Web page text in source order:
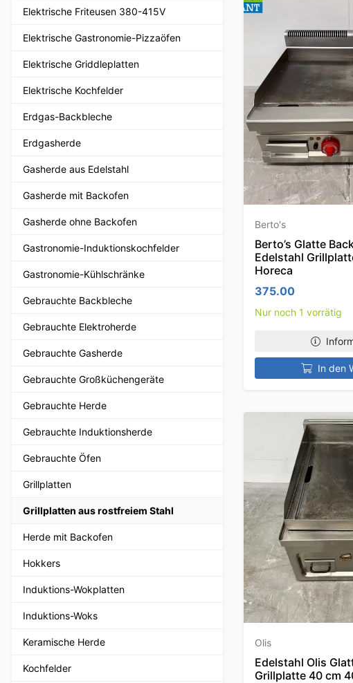
Elektrische Friteusen 380-415V
Elektrische Gastronomie-Pizzaöfen
Elektrische Griddleplatten
Elektrische Kochfelder
Erdgas-Backbleche
Erdgasherde
Gasherde aus Edelstahl
Gasherde mit Backofen
Gasherde ohne Backofen
Gastronomie-Induktionskochfelder
Gastronomie-Kühlschränke
Gebrauchte Backbleche
Gebrauchte Elektroherde
Gebrauchte Gasherde
Gebrauchte Großküchengeräte
Gebrauchte Herde
Gebrauchte Induktionsherde
Gebrauchte Öfen
Grillplatten
Grillplatten aus rostfreiem Stahl
Herde mit Backofen
Hokkers
Induktions-Wokplatten
Induktions-Woks
Keramische Herde
Kochfelder
Berto's
Berto’s Glatte
Edelstahl
Horeca
375.00
Nur noch 1 vorrätig
In den
Olis
Edelstahl Olis
Grillplatte 40 cm